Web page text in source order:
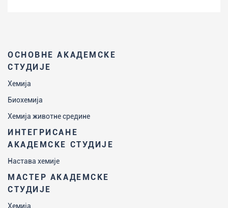
ОСНОВНЕ АКАДЕМСКЕ
СТУДИЈЕ
Хемија
Биохемија
Хемија животне средине
ИНТЕГРИСАНЕ
АКАДЕМСКЕ СТУДИЈЕ
Настава хемије
МАСТЕР АКАДЕМСКЕ
СТУДИЈЕ
Хемија